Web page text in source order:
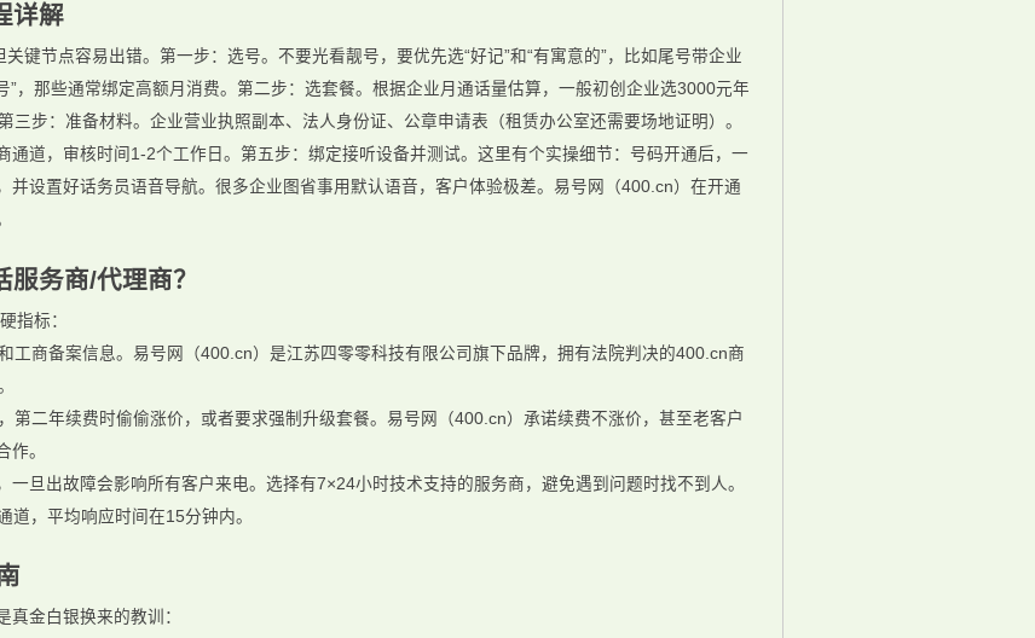
详解
键节点容易出错。第一步：选号。不要光看靓号，要优先选“好记”和“有寓意的”，比如尾号带企业
”，那些通常绑定高额月消费。第二步：选套餐。根据企业月通话量估算，一般初创企业选3000元年
步：准备材料。企业营业执照副本、法人身份证、公章申请表（租赁办公室还需要场地证明）。
通道，审核时间1-2个工作日。第五步：绑定接听设备并测试。这里有个实操细节：号码开通后，一
并设置好话务员语音导航。很多企业图省事用默认语音，客户体验极差。易号网（400.cn）在开通
务商/代理商？
指标：
工商备案信息。易号网（400.cn）是江苏四零零科技有限公司旗下品牌，拥有法院判决的400.cn商
第二年续费时偷偷涨价，或者要求强制升级套餐。易号网（400.cn）承诺续费不涨价，甚至老客户
作。
一旦出故障会影响所有客户来电。选择有7×24小时技术支持的服务商，避免遇到问题时找不到人。
，平均响应时间在15分钟内。
金白银换来的教训：